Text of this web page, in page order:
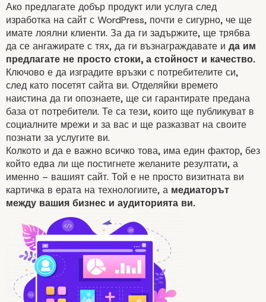
Възнаградете ги и им
признателност
Ако предлагате добър продукт или услуга след
изработка на сайт с WordPress, почти е сигурно, че ще
имате лоялни клиенти. За да ги задържите, ще трябва
да се ангажирате с тях, да ги възнаграждавате и да им
предлагате не просто стоки, а стойност и качество.
Ключово е да изградите връзки с потребителите си,
след като посетят сайта ви. Отделяйки времето
наистина да ги опознаете, ще си гарантирате предана
база от потребители. Те са тези, които ще публикуват в
социалните мрежи и за вас и ще разказват на своите
познати за услугите ви.
Колкото и да е важно всичко това, има един фактор, без
който едва ли ще постигнете желаните резултати, а
именно – вашият сайт. Той е не просто визитната ви
картичка в ерата на технологиите, а медиаторът
между вашия бизнес и аудиторията ви.